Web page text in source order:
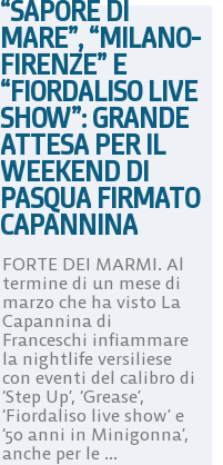
“SAPORE DI
MARE”, “MILANO-
FIRENZE” E
“FIORDALISO LIVE
SHOW”: GRANDE
ATTESA PER IL
WEEKEND DI
PASQUA FIRMATO
CAPANNINA
FORTE DEI MARMI. Al
termine di un mese di
marzo che ha visto La
Capannina di
Franceschi infiammare
la nightlife versiliese
con eventi del calibro di
‘Step Up’, ‘Grease’,
‘Fiordaliso live show’ e
‘50 anni in Minigonna’,
anche per le ...